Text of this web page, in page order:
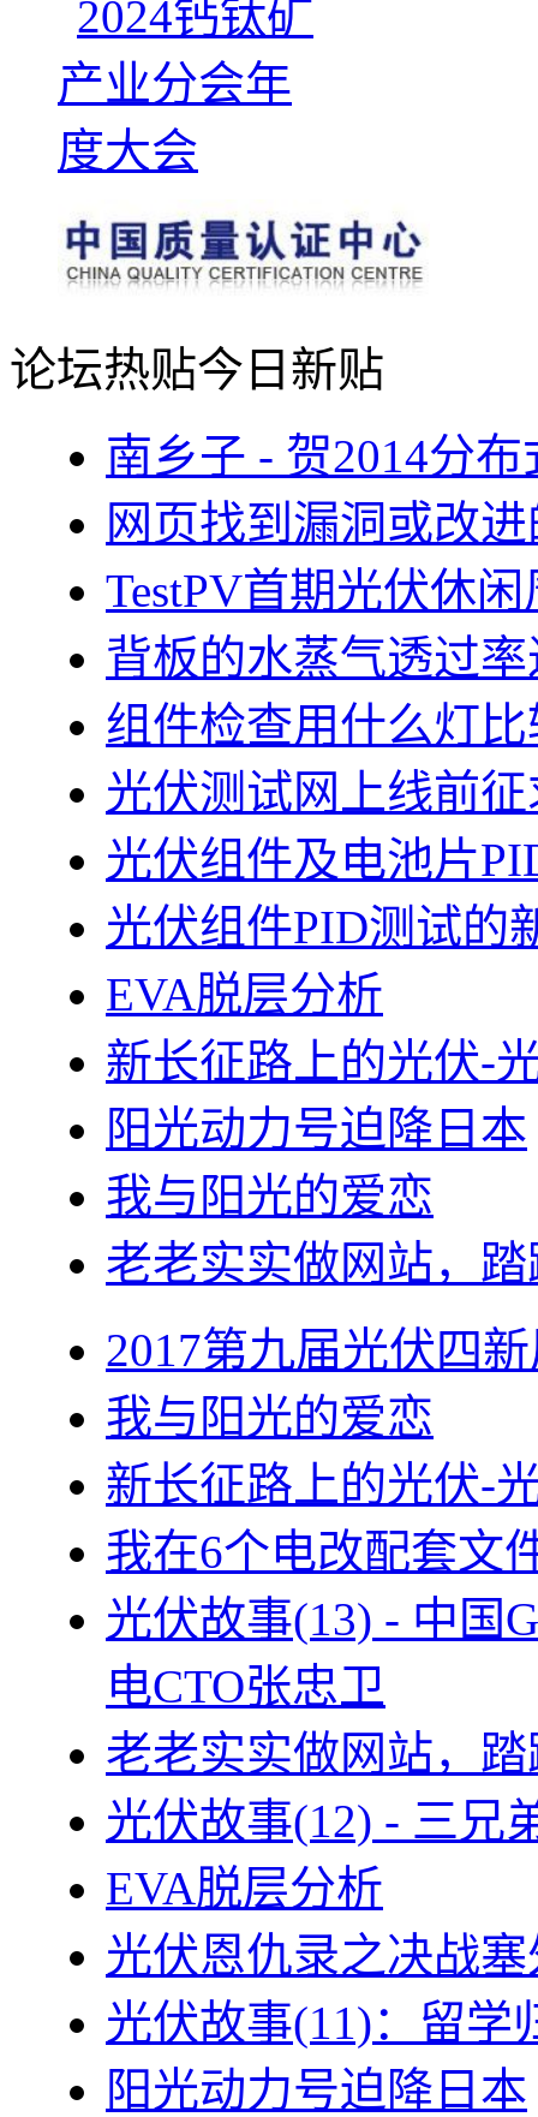
论坛热贴今日新贴
南乡子 - 贺2014分
网页找到漏洞或改
TestPV首期光伏休
背板的水蒸气透过
组件检查用什么灯
光伏测试网上线前
光伏组件及电池片
光伏组件PID测试的
EVA脱层分析
新长征路上的光伏-
阳光动力号迫降日本
我与阳光的爱恋
老老实实做网站，
2017第九届光伏四
我与阳光的爱恋
新长征路上的光伏-
我在6个电改配套文
光伏故事(13) - 中国
电CTO张忠卫
老老实实做网站，
光伏故事(12) - 三兄
EVA脱层分析
光伏恩仇录之决战
光伏故事(11)：留学
阳光动力号迫降日本